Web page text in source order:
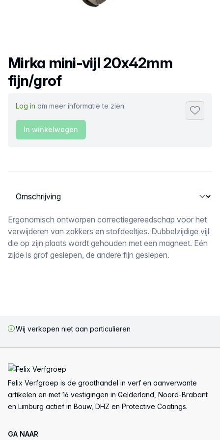
Productnaam
Mirka mini-vijl 20x42mm
fijn/grof
Log in om meer informatie te zien.
In winkelwagen
Selecteer een tabblad
Omschrijving
Ergonomisch ontworpen correctiegereedschap voor het
verwijderen van zakkers en stofdeeltjes. Dubbelzijdige vijl
die op zijn plaats wordt gehouden met een magneet. Eén
zijde is grof geslepen, de andere fijn geslepen.
Wij verkopen niet aan particulieren
Felix Verfgroep is de groothandel in verf en aanverwante
artikelen en met 16 vestigingen in Gelderland, Noord-Brabant
en Limburg actief in Bouw, DHZ en Protective Coatings.
GA NAAR